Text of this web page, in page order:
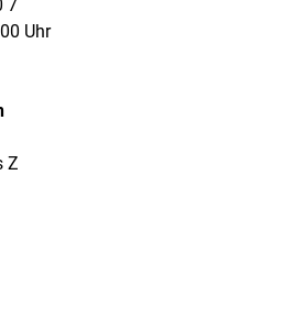
7
Uhr
Z